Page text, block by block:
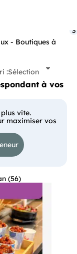
- Boutiques à
3
:Sélection
à vos
vite.
maximiser vos
(56)